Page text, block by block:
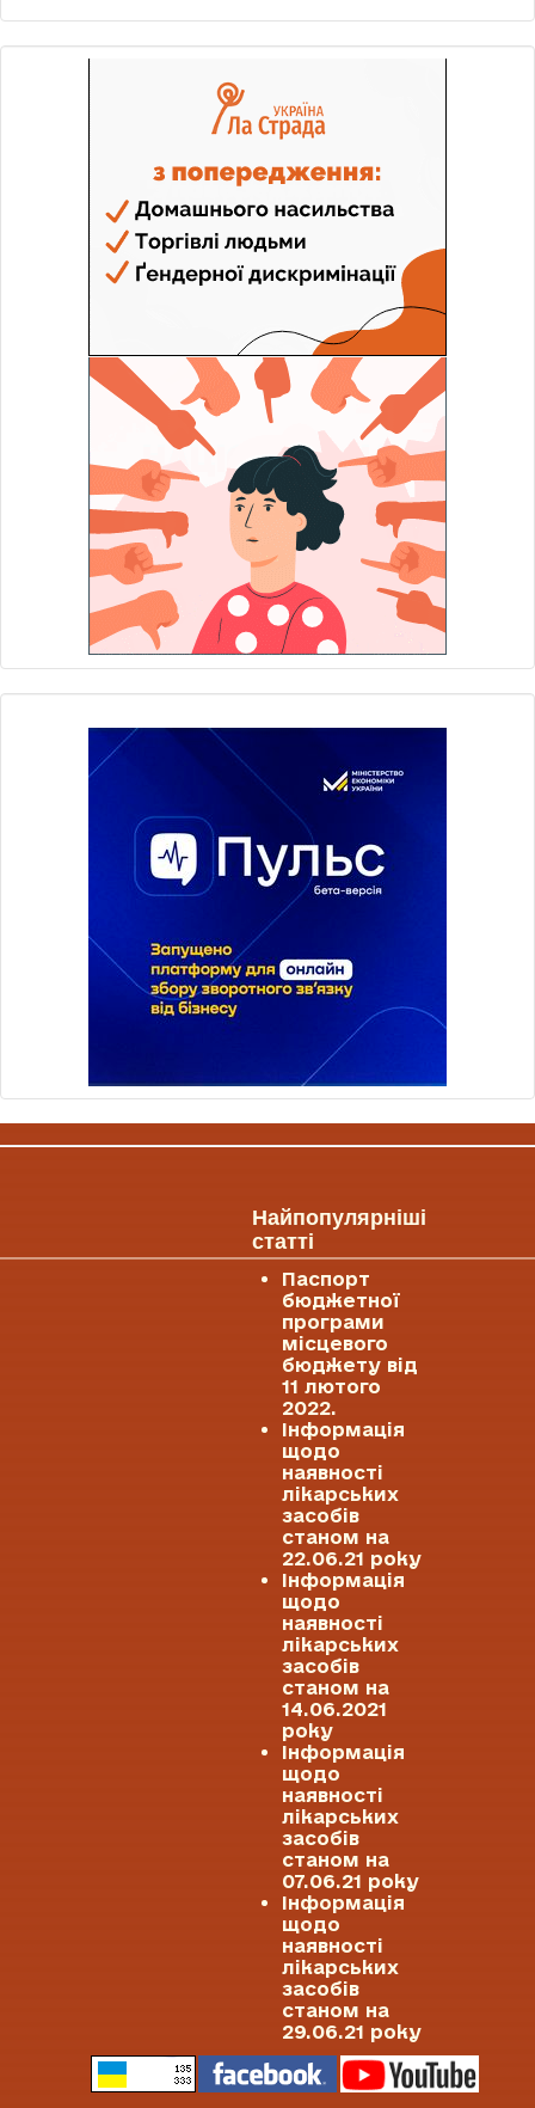
Найпопулярніші
статті
Паспорт
бюджетної
програми
місцевого
бюджету від
11 лютого
2022.
Інформація
щодо
наявності
лікарських
засобів
станом на
22.06.21 року
Інформація
щодо
наявності
лікарських
засобів
станом на
14.06.2021
року
Інформація
щодо
наявності
лікарських
засобів
станом на
07.06.21 року
Інформація
щодо
наявності
лікарських
засобів
станом на
29.06.21 року